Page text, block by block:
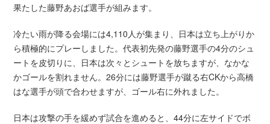
果たした藤野あおば選手が組みます。
冷たい雨が降る会場には4,110人が集まり、日本は立ち上がりか
ら積極的にプレーしました。代表初先発の藤野選手の4分のシュ
ートを皮切りに、日本は次々とシュートを放ちますが、なかな
かゴールを割れません。26分には藤野選手が蹴る右CKから高橋
はな選手が頭で合わせますが、ゴール右に外れました。
日本は攻撃の手を緩めず試合を進めると、44分に左サイドでボ